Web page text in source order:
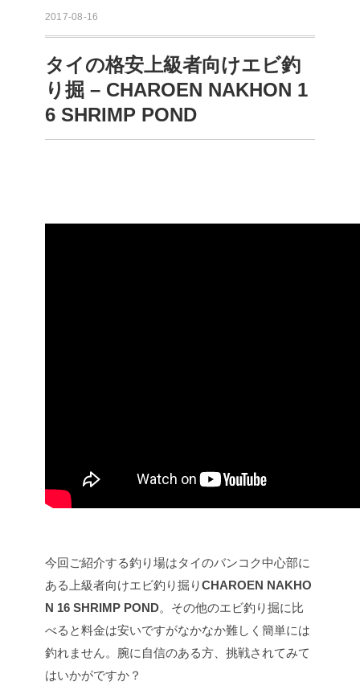
2017-08-16
タイの格安上級者向けエビ釣
り掘 – CHAROEN NAKHON 1
6 SHRIMP POND
今回ご紹介する釣り場はタイのバンコク中心部に
ある上級者向けエビ釣り掘りCHAROEN NAKHO
N 16 SHRIMP POND。その他のエビ釣り掘に比
べると料金は安いですがなかなか難しく簡単には
釣れません。腕に自信のある方、挑戦されてみて
はいかがですか？